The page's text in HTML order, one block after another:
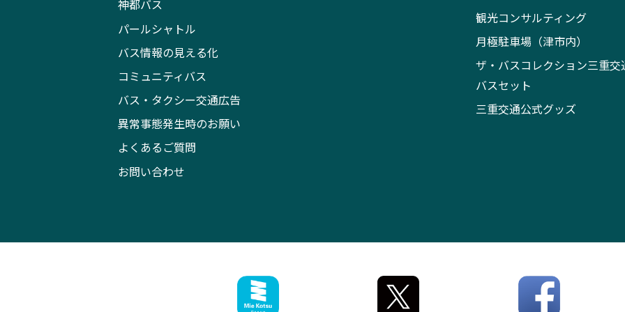
神都バス
パールシャトル
バス情報の見える化
コミュニティバス
バス・タクシー交通広告
異常事態発生時のお願い
よくあるご質問
お問い合わせ
観光コンサルティング
月極駐車場（津市内）
ザ・バスコレクション三重交
バスセット
三重交通公式グッズ